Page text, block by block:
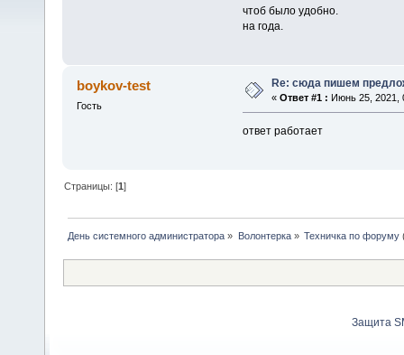
чтоб было удобно.
на года.
boykov-test
Гость
Re: сюда пишем
« Ответ #1 : Июнь 25, 2021,
ответ работает
Страницы: [1]
День системного администратора » Волонтерка» Техничка по форуму
Защита